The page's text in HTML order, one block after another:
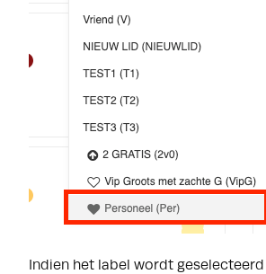
Indien het label wordt